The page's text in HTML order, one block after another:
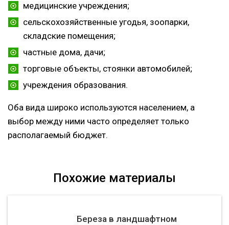
медицинские учреждения;
сельскохозяйственные угодья, зоопарки,
складские помещения;
частные дома, дачи;
торговые объекты, стоянки автомобилей;
учреждения образования.
Оба вида широко используются населением, а
выбор между ними часто определяет только
располагаемый бюджет.
Похожие материалы
Береза в ландшафтном